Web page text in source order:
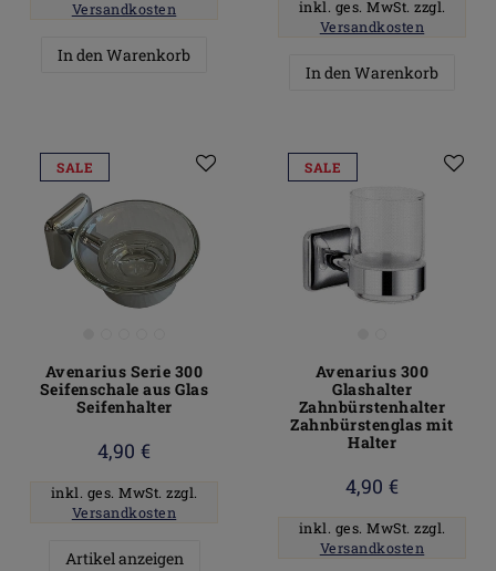
Versandkosten
In den Warenkorb
inkl. ges. MwSt. zzgl.
Versandkosten
In den Warenkorb
SALE
Avenarius Serie 300
Seifenschale aus Glas
Seifenhalter
4,90 €
inkl. ges. MwSt. zzgl.
Versandkosten
Artikel anzeigen
SALE
Avenarius 300
Glashalter
Zahnbürstenhalter
Zahnbürstenglas mit
Halter
4,90 €
inkl. ges. MwSt. zzgl.
Versandkosten